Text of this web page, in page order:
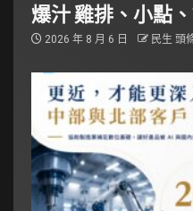
爆汁 雞排、小點
2026 年 8 月 6 日 民生 頭